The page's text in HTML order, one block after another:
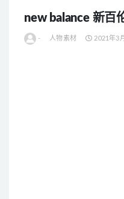
new balance 新百
- 人物素材 2021年3